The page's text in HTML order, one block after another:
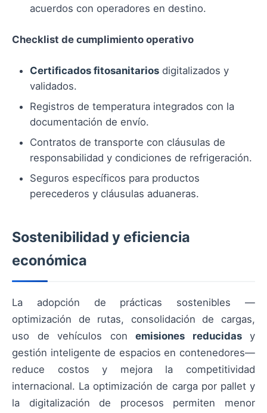
acuerdos con operadores en destino.
Checklist de cumplimiento operativo
Certificados fitosanitarios digitalizados y
validados.
Registros de temperatura integrados con la
documentación de envío.
Contratos de transporte con cláusulas de
responsabilidad y condiciones de refrigeración.
Seguros específicos para productos
perecederos y cláusulas aduaneras.
Sostenibilidad y eficiencia
económica
La adopción de prácticas sostenibles —
optimización de rutas, consolidación de cargas,
uso de vehículos con emisiones reducidasy
gestión inteligente de espacios en contenedores—
reduce costos y mejora la competitividad
internacional. La optimización de carga por pallet y
la digitalización de procesos permiten menor